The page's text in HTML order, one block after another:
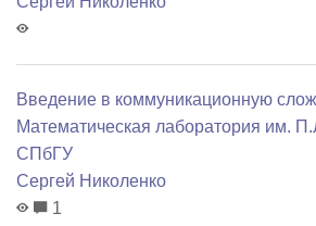
Введение в коммуникационную
Математичеcкая лаборатория им.
СПбГУ
Сергей Николенко
1